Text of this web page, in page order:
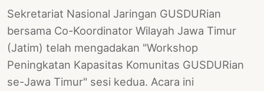
Sekretariat Nasional Jaringan GUSDURian
bersama Co-Koordinator Wilayah Jawa Timur
(Jatim) telah mengadakan "Workshop
Peningkatan Kapasitas Komunitas GUSDURian
se-Jawa Timur" sesi kedua. Acara ini